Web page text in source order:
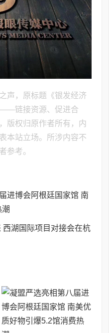
声，原标题《银发经济
——链接资源、促进合
版权归原作者所有，内
本站立场。所涉内容不
参考。
进博会阿根廷国家馆 南
西湖国际项目对接会在杭